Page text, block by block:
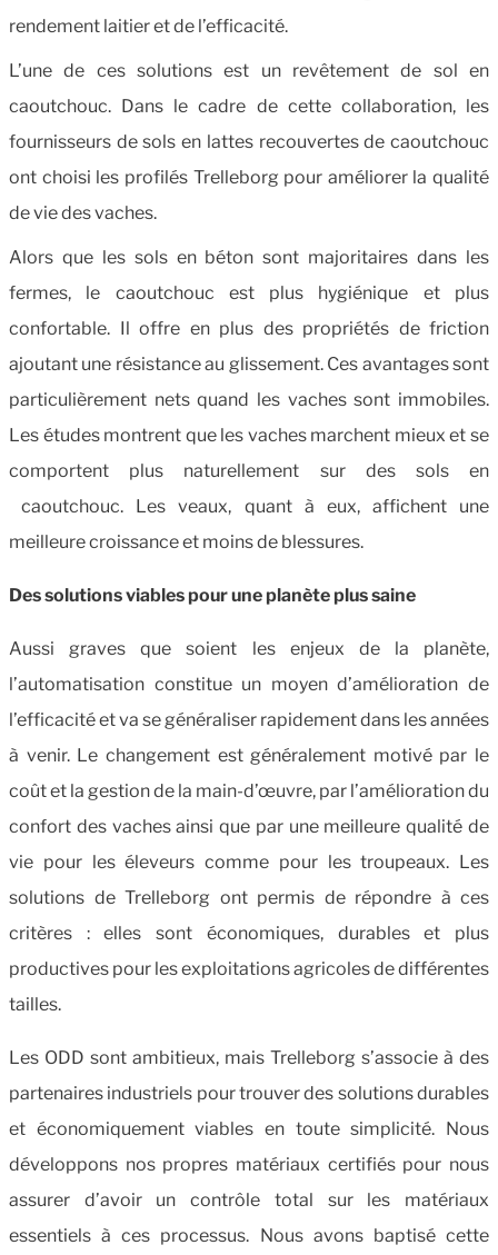
rendement laitier et de l’efficacité.
L’une de ces solutions est un revêtement de sol en
caoutchouc. Dans le cadre de cette collaboration, les
fournisseurs de sols en lattes recouvertes de caoutchouc
ont choisi les profilés Trelleborg pour améliorer la qualité
de vie des vaches.
Alors que les sols en béton sont majoritaires dans les
fermes, le caoutchouc est plus hygiénique et plus
confortable. Il offre en plus des propriétés de friction
ajoutant une résistance au glissement. Ces avantages sont
particulièrement nets quand les vaches sont immobiles.
Les études montrent que les vaches marchent mieux et se
comportent plus naturellement sur des sols en
caoutchouc. Les veaux, quant à eux, affichent une
meilleure croissance et moins de blessures.
Des solutions viables pour une planète plus saine
Aussi graves que soient les enjeux de la planète,
l’automatisation constitue un moyen d’amélioration de
l’efficacité et va se généraliser rapidement dans les années
à venir. Le changement est généralement motivé par le
coût et la gestion de la main-d’œuvre, par l’amélioration du
confort des vaches ainsi que par une meilleure qualité de
vie pour les éleveurs comme pour les troupeaux. Les
solutions de Trelleborg ont permis de répondre à ces
critères : elles sont économiques, durables et plus
productives pour les exploitations agricoles de différentes
tailles.
Les ODD sont ambitieux, mais Trelleborg s’associe à des
partenaires industriels pour trouver des solutions durables
et économiquement viables en toute simplicité. Nous
développons nos propres matériaux certifiés pour nous
assurer d’avoir un contrôle total sur les matériaux
essentiels à ces processus. Nous avons baptisé cette